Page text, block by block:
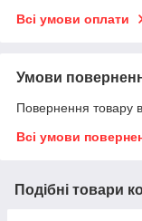
Всі умови оплати
Умови
Повернення товару
Всі умови
Подібні товари